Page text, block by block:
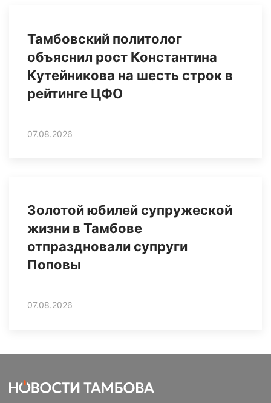
Тамбовский политолог
объяснил рост Константина
Кутейникова на шесть строк в
рейтинге ЦФО
07.08.2026
Золотой юбилей супружеской
жизни в Тамбове
отпраздновали супруги
Поповы
07.08.2026